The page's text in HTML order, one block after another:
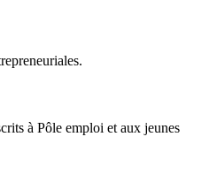
à Pôle emploi et aux jeunes